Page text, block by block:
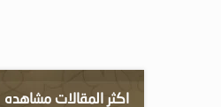
اكثر المقالات مشاهده